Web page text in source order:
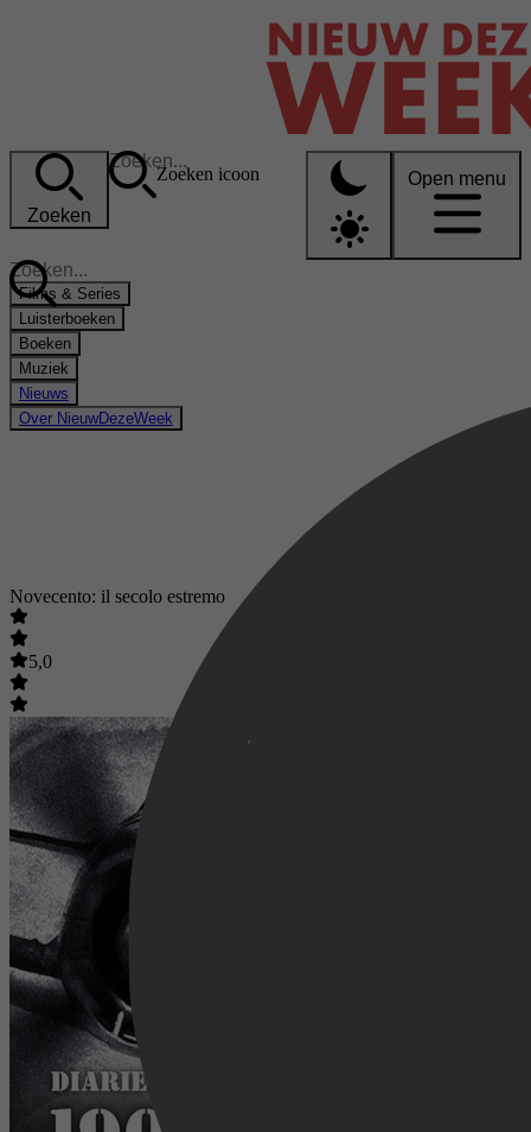
Zoeken
Zoeken icoon Open menu
Films & Series
Luisterboeken
Boeken
Muziek
Nieuws
Over NieuwDezeWeek
Novecento: il secolo estremo
5,0